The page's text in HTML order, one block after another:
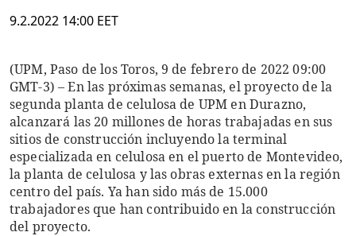
9.2.2022 14:00 EET
(UPM, Paso de los Toros, 9 de febrero de 2022 09:00
GMT-3) – En las próximas semanas, el proyecto de la
segunda planta de celulosa de UPM en Durazno,
alcanzará las 20 millones de horas trabajadas en sus
sitios de construcción incluyendo la terminal
especializada en celulosa en el puerto de Montevideo,
la planta de celulosa y las obras externas en la región
centro del país. Ya han sido más de 15.000
trabajadores que han contribuido en la construcción
del proyecto.